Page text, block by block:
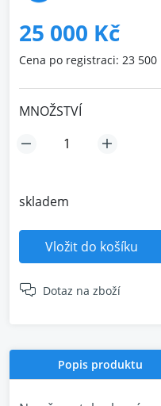
25 000 Kč
Cena po registraci: 23 500
MNOŽSTVÍ
skladem
Vložit do košíku
Dotaz na zboží
Popis produktu